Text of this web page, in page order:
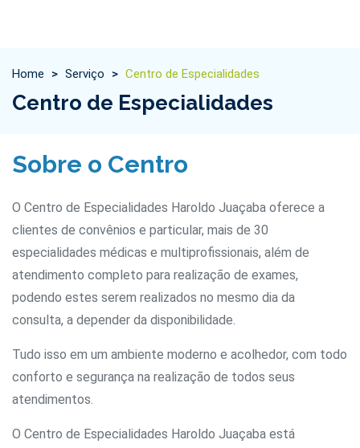
Home > Serviço > Centro de Especialidades
Centro de Especialidades
Sobre o Centro
O Centro de Especialidades Haroldo Juaçaba oferece a
clientes de convênios e particular, mais de 30
especialidades médicas e multiprofissionais, além de
atendimento completo para realização de exames,
podendo estes serem realizados no mesmo dia da
consulta, a depender da disponibilidade.
Tudo isso em um ambiente moderno e acolhedor, com todo
conforto e segurança na realização de todos seus
atendimentos.
O Centro de Especialidades Haroldo Juaçaba está